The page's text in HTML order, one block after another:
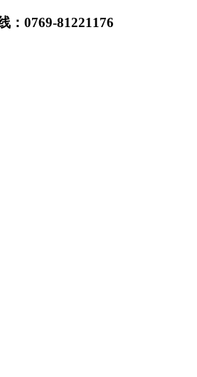
：0769-81221176